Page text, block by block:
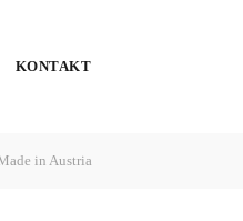
KONTAKT
in Austria